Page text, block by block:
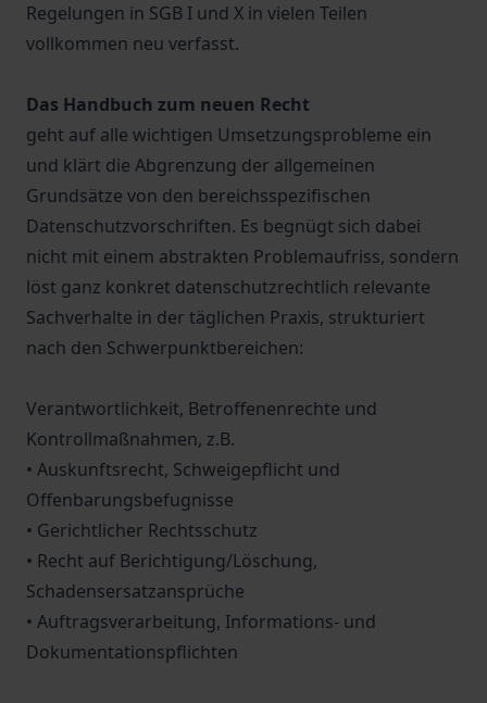
Regelungen in SGB I und X in vielen Teilen
vollkommen neu verfasst.
Das Handbuch zum neuen Recht
geht auf alle wichtigen Umsetzungsprobleme ein
und klärt die Abgrenzung der allgemeinen
Grundsätze von den bereichsspezifischen
Datenschutzvorschriften. Es begnügt sich dabei
nicht mit einem abstrakten Problemaufriss, sondern
löst ganz konkret datenschutzrechtlich relevante
Sachverhalte in der täglichen Praxis, strukturiert
nach den Schwerpunktbereichen:
Verantwortlichkeit, Betroffenenrechte und
Kontrollmaßnahmen, z.B.
• Auskunftsrecht, Schweigepflicht und
Offenbarungsbefugnisse
• Gerichtlicher Rechtsschutz
• Recht auf Berichtigung/Löschung,
Schadensersatzansprüche
• Auftragsverarbeitung, Informations- und
Dokumentationspflichten